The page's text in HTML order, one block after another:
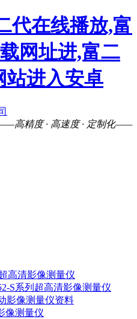
代在线播放,富
网址进,富二
站进入安卓
高精度 · 高速度 · 定制化——
高清影像测量仪
系列超高清影像测量仪
影像测量仪资料
像测量仪